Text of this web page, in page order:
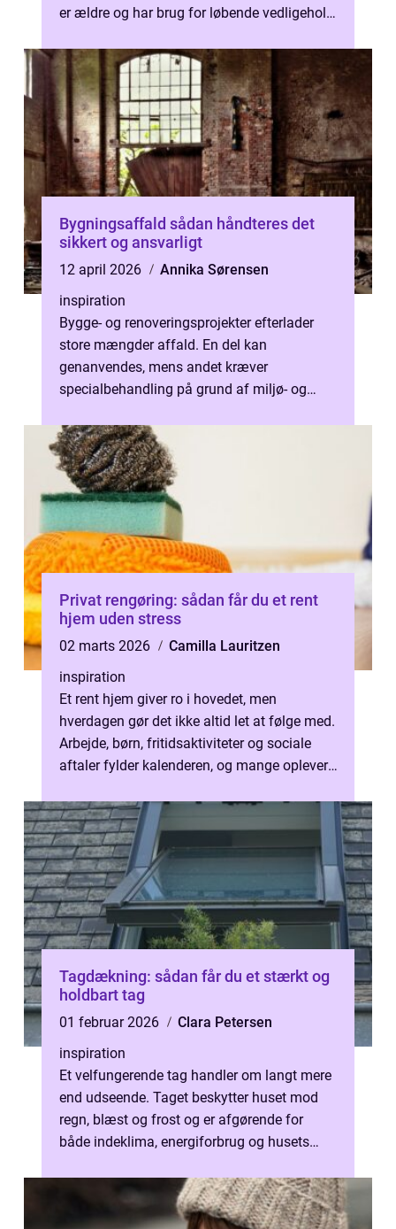
er ældre og har brug for løbende vedligehold,
Bygningsaffald sådan håndteres det
sikkert og ansvarligt
12 april 2026
Annika Sørensen
inspiration
Bygge- og renoveringsprojekter efterlader
store mængder affald. En del kan
genanvendes, mens andet kræver
specialbehandling på grund af miljø- og
planlægges rigtigt fr...
Privat rengøring: sådan får du et rent
hjem uden stress
02 marts 2026
Camilla Lauritzen
inspiration
Et rent hjem giver ro i hovedet, men
hverdagen gør det ikke altid let at følge med.
Arbejde, børn, fritidsaktiviteter og sociale
aftaler fylder kalenderen, og mange oplever,
Tagdækning: sådan får du et stærkt og
holdbart tag
01 februar 2026
Clara Petersen
inspiration
Et velfungerende tag handler om langt mere
end udseende. Taget beskytter huset mod
regn, blæst og frost og er afgørende for
både indeklima, energiforbrug og husets